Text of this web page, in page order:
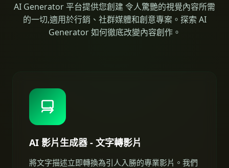
AI Generator 平台提供您創建 令人驚艷的視覺內容所需
的一切,適用於行銷、社群媒體和創意專案。探索 AI
Generator 如何徹底改變內容創作。
AI 影片生成器 - 文字轉影片
將文字描述立即轉換為引人入勝的專業影片。我們